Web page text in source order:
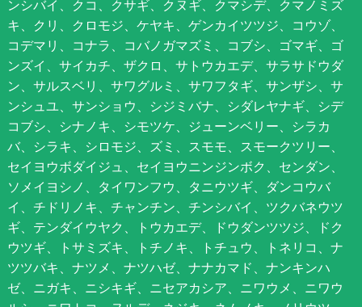
ンシバイ、クコ、クサギ、クヌギ、クマシデ、クマノミズ
キ、クリ、クロモジ、ケヤキ、ゲンカイツツジ、コウゾ、
コデマリ、コナラ、コバノガマズミ、コブシ、ゴマギ、ゴ
ンズイ、サイカチ、ザクロ、サトウカエデ、サラサドウダ
ン、サルスベリ、サワグルミ、サワフタギ、サンザシ、サ
ンシュユ、サンショウ、シジミバナ、シダレヤナギ、シデ
コブシ、シナノキ、シモツケ、ジューンベリー、シラカ
バ、シラキ、シロモジ、ズミ、スモモ、スモークツリー、
セイヨウボダイジュ、セイヨウニンジンボク、センダン、
ソメイヨシノ、タイワンフウ、タニウツギ、ダンコウバ
イ、チドリノキ、チャンチン、チンシバイ、ツクバネウツ
ギ、テンダイウヤク、トウカエデ、ドウダンツツジ、ドク
ウツギ、トサミズキ、トチノキ、トチュウ、トネリコ、ナ
ツツバキ、ナツメ、ナツハゼ、ナナカマド、ナンキンハ
ゼ、ニガキ、ニシキギ、ニセアカシア、ニワウメ、ニワウ